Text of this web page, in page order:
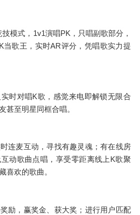
模式，1v1演唱PK，只唱副歌部分，
当歌王，实时AR评分，凭唱歌实力提
时对唱K歌，感觉来电即解锁无限合
甚至明星同框合唱。
连麦互动，寻找有趣灵魂；有在线房
动歌曲点唱，享受零距离线上K歌聚
喜欢的歌曲。
励，赢奖金、获大奖；进行用户匹配